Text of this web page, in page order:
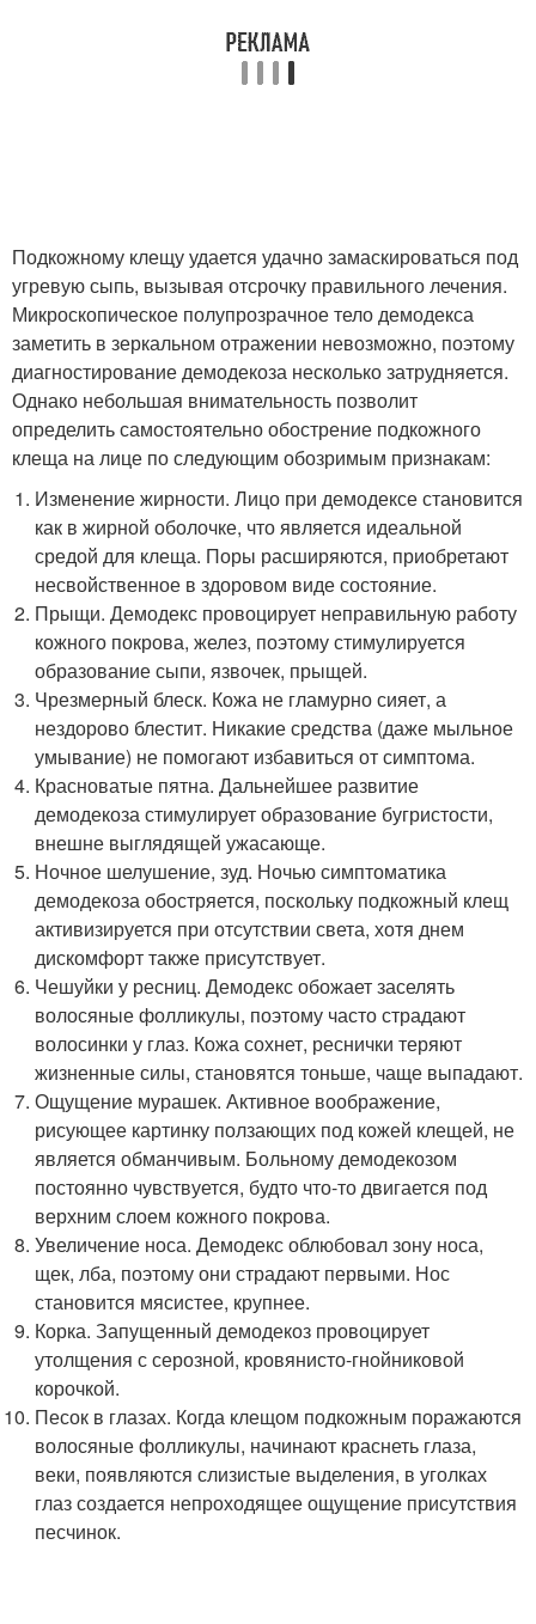
Подкожному клещу удается удачно замаскироваться под
угревую сыпь, вызывая отсрочку правильного лечения.
Микроскопическое полупрозрачное тело демодекса
заметить в зеркальном отражении невозможно, поэтому
диагностирование демодекоза несколько затрудняется.
Однако небольшая внимательность позволит
определить самостоятельно обострение подкожного
клеща на лице по следующим обозримым признакам:
Изменение жирности. Лицо при демодексе становится
как в жирной оболочке, что является идеальной
средой для клеща. Поры расширяются, приобретают
несвойственное в здоровом виде состояние.
Прыщи. Демодекс провоцирует неправильную работу
кожного покрова, желез, поэтому стимулируется
образование сыпи, язвочек, прыщей.
Чрезмерный блеск. Кожа не гламурно сияет, а
нездорово блестит. Никакие средства (даже мыльное
умывание) не помогают избавиться от симптома.
Красноватые пятна. Дальнейшее развитие
демодекоза стимулирует образование бугристости,
внешне выглядящей ужасающе.
Ночное шелушение, зуд. Ночью симптоматика
демодекоза обостряется, поскольку подкожный клещ
активизируется при отсутствии света, хотя днем
дискомфорт также присутствует.
Чешуйки у ресниц. Демодекс обожает заселять
волосяные фолликулы, поэтому часто страдают
волосинки у глаз. Кожа сохнет, реснички теряют
жизненные силы, становятся тоньше, чаще выпадают.
Ощущение мурашек. Активное воображение,
рисующее картинку ползающих под кожей клещей, не
является обманчивым. Больному демодекозом
постоянно чувствуется, будто что-то двигается под
верхним слоем кожного покрова.
Увеличение носа. Демодекс облюбовал зону носа,
щек, лба, поэтому они страдают первыми. Нос
становится мясистее, крупнее.
Корка. Запущенный демодекоз провоцирует
утолщения с серозной, кровянисто-гнойниковой
корочкой.
Песок в глазах. Когда клещом подкожным поражаются
волосяные фолликулы, начинают краснеть глаза,
веки, появляются слизистые выделения, в уголках
глаз создается непроходящее ощущение присутствия
песчинок.